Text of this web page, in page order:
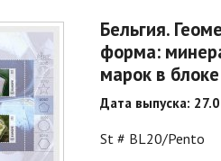
Бельгия.
форма:
марок в блоке
Дата выпуска:
St # BL20/Pento